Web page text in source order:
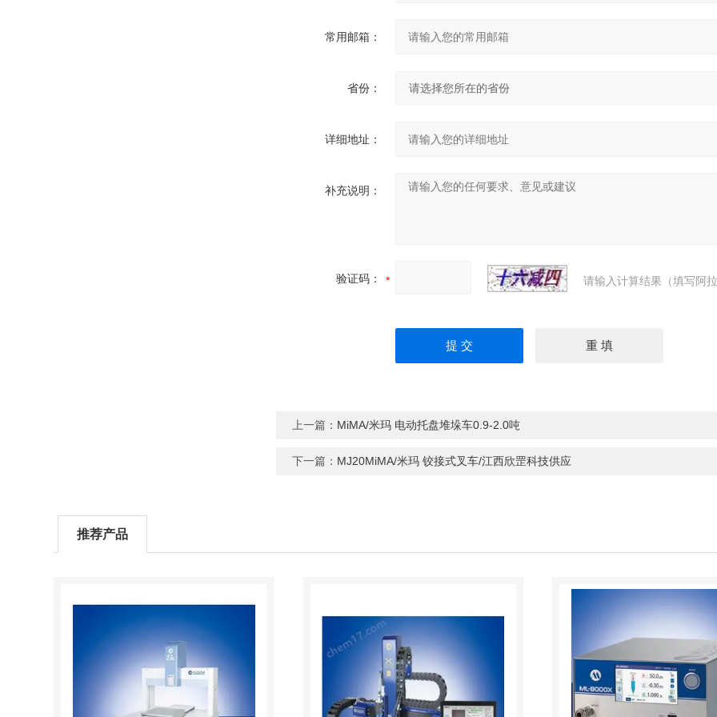
常用邮箱：
省份：
详细地址：
补充说明：
验证码： 请输入计算结果（填写阿
上一篇： MiMA/米玛 电动托盘堆垛车0.9-2.0吨
下一篇： MJ20MiMA/米玛 铰接式叉车/江西欣罡科技供应
推荐产品